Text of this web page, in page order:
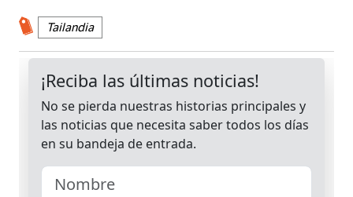
Tailandia